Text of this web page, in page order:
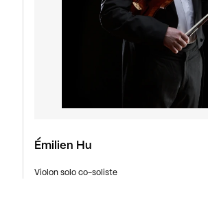
Émilien Hu
Violon solo co-soliste